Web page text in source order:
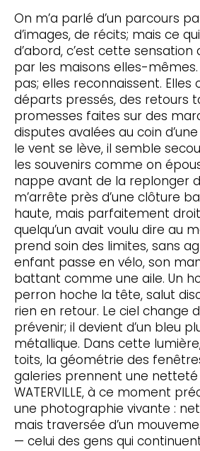
On m’a parlé d’un parcours
d’images, de récits; mais ce
d’abord, c’est cette sensation
par les maisons elles-mêmes.
pas; elles reconnaissent. Elles
départs pressés, des retours
promesses faites sur des
disputes avalées au coin
le vent se lève, il semble
les souvenirs comme on
nappe avant de la replonger
m’arrête près d’une clôture
haute, mais parfaitement
quelqu’un avait voulu dire au
prend soin des limites, sans
enfant passe en vélo, son
battant comme une aile. Un
perron hoche la tête, salut
rien en retour. Le ciel change
prévenir; il devient d’un bleu
métallique. Dans cette
toits, la géométrie des
galeries prennent une
WATERVILLE, à ce moment
une photographie vivante :
mais traversée d’un
— celui des gens qui